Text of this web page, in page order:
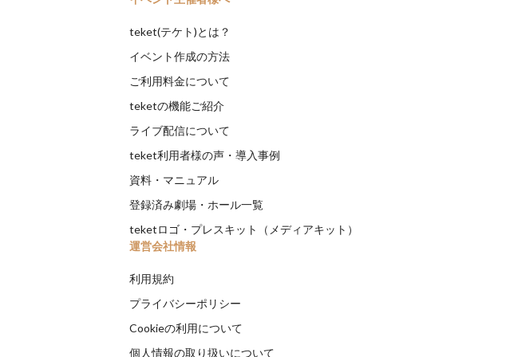
teket(テケト)とは？
イベント作成の方法
ご利用料金について
teketの機能ご紹介
ライブ配信について
teket利用者様の声・導入事例
資料・マニュアル
登録済み劇場・ホール一覧
teketロゴ・プレスキット（メディアキット）
運営会社情報
利用規約
プライバシーポリシー
Cookieの利用について
個人情報の取り扱いについて